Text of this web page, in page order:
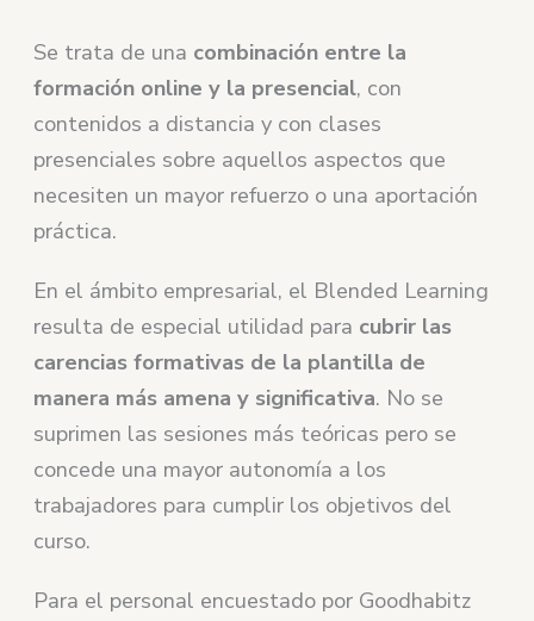
Se trata de una combinación entre la
formación online y la presencial, con
contenidos a distancia y con clases
presenciales sobre aquellos aspectos que
necesiten un mayor refuerzo o una aportación
práctica.
En el ámbito empresarial, el Blended Learning
resulta de especial utilidad para cubrir las
carencias formativas de la plantilla de
manera más amena y significativa. No se
suprimen las sesiones más teóricas pero se
concede una mayor autonomía a los
trabajadores para cumplir los objetivos del
curso.
Para el personal encuestado por Goodhabitz